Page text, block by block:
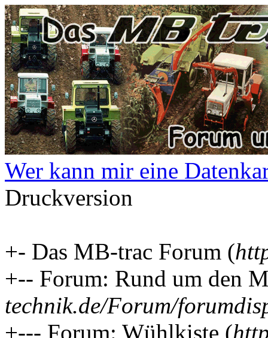
Wer kann mir eine
Druckversion
+- Das MB-trac Forum (
+-- Forum: Rund um den
technik.de/Forum/
+--- Forum: Wühlkiste (